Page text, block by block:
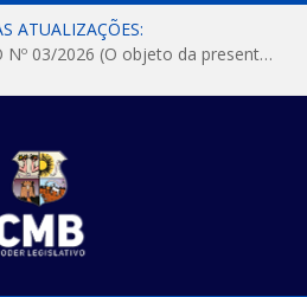
ATUALIZAÇÕES:
DISPENSA DE LICITAÇÃO Nº 03/2026 (O objeto da presente dispensa é a escolha da proposta mais vantajosa para a aquisição, de aparelhos de ar condicionado, tipo Split, com material de instalação e fogão industrial, conforme condições, quantidades e exigências estabelecidas no termo de referencia e neste aviso de contratação direta e seus anexos)